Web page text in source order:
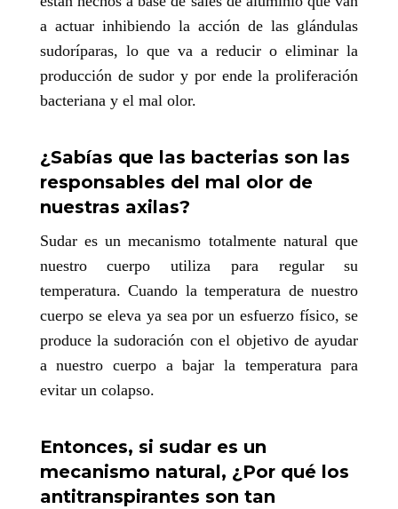
a actuar inhibiendo la acción de las glándulas
sudoríparas, lo que va a reducir o eliminar la
producción de sudor y por ende la proliferación
bacteriana y el mal olor.
¿Sabías que las bacterias son las
responsables del mal olor de
nuestras axilas?
Sudar es un mecanismo totalmente natural que
nuestro cuerpo utiliza para regular su
temperatura. Cuando la temperatura de nuestro
cuerpo se eleva ya sea por un esfuerzo físico, se
produce la sudoración con el objetivo de ayudar
a nuestro cuerpo a bajar la temperatura para
evitar un colapso.
Entonces, si sudar es un
mecanismo natural, ¿Por qué los
antitranspirantes son tan